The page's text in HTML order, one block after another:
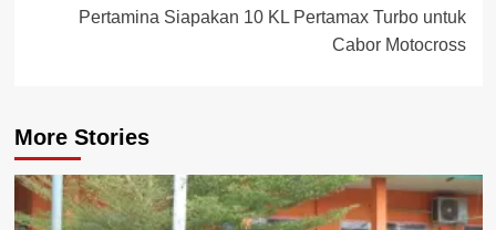
Pertamina Siapakan 10 KL Pertamax Turbo untuk
Cabor Motocross
More Stories